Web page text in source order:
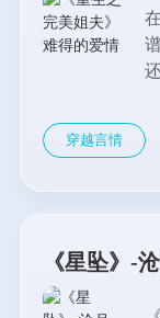
穿越言情
《星坠》-